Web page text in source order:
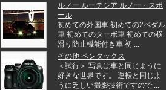
ルノー ルーテシア ルノー・スポ
ール
初めての外国車 初めての2ペダル
車 初めてのターボ車 初めての横
滑り防止機能付き車 初 ...
その他 ペンタックス
＜試行＞ 写真は車と同じように
好きな世界です。 運転と同じよ
うに乏しい撮影技術ですので ...